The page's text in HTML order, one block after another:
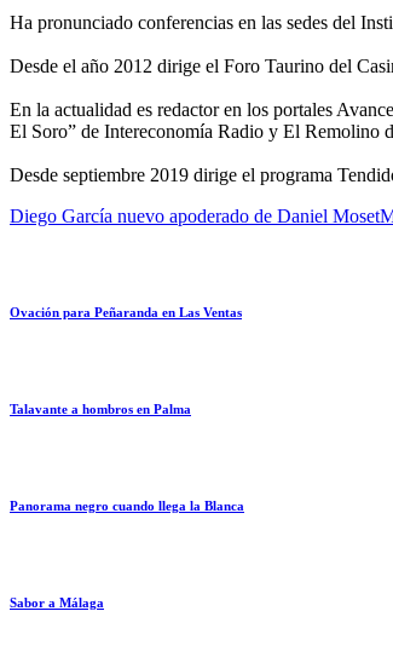
Ha pronunciado conferencias en las sedes del
Desde el año 2012 dirige el Foro Taurino del
En la actualidad es redactor en los portales
El Soro” de Intereconomía Radio y El Remolino
Desde septiembre 2019 dirige el programa
Diego García nuevo apoderado de Daniel Moset
Ovación para Peñaranda en Las Ventas
Talavante a hombros en Palma
Panorama negro cuando llega la Blanca
Sabor a Málaga